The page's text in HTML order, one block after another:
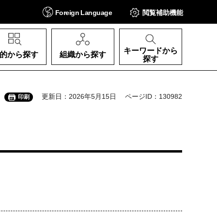
Foreign Language 閲覧補助機能
から探す 組織から探す
キーワードから
探す
印刷 更新日：2026年5月15日 ページID：130982